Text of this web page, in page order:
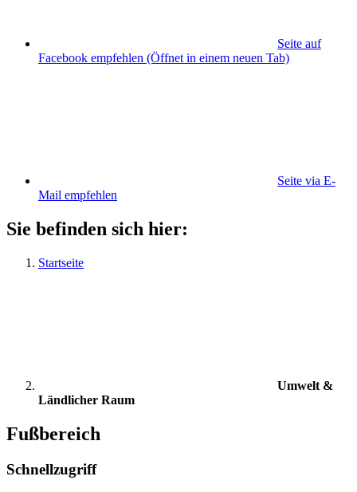
Seite auf
Facebook empfehlen (Öffnet in einem neuen Tab)
Seite via E-
Mail empfehlen
Sie befinden sich hier:
Startseite
Umwelt &
Ländlicher Raum
Fußbereich
Schnellzugriff